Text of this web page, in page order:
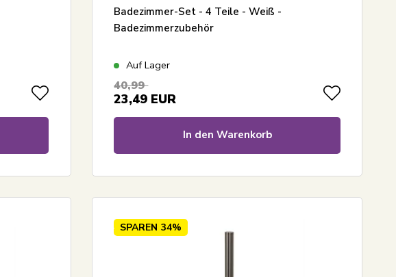
Badezimmer-Set - 4 Teile - Weiß -
Badezimmerzubehör
Auf Lager
40,99
23,49 EUR
In den Warenkorb
SPAREN 34%